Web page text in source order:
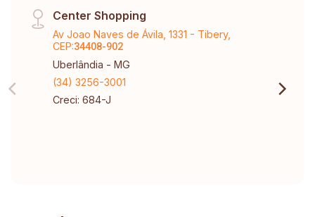
Center Shopping
Av Joao Naves de Ávila, 1331 - Tibery,
CEP:34408-902
Uberlândia - MG
(34) 3256-3001
Creci: 684-J